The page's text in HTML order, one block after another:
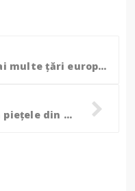
Pană de curent în mai multe țări europene. Ministrul Energiei face apel la calm: „Situația este monitorizată atent. Vă țin la curent”!
Primele cireșe au apărut în piețele din România. Incredibil cât costă O CIREAȘĂ!